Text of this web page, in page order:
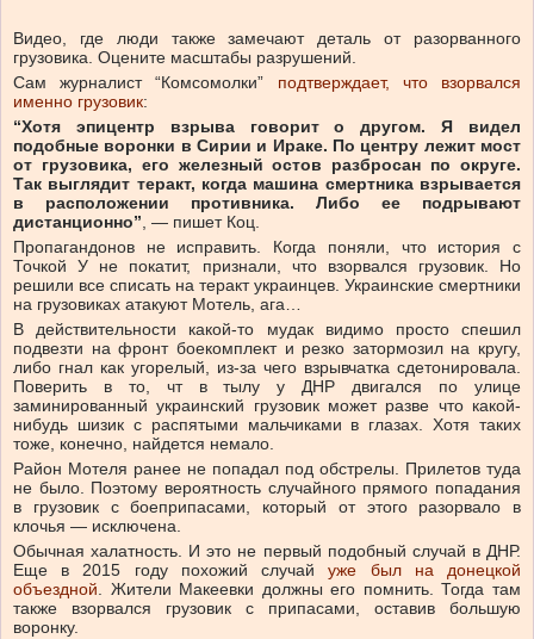
Видео, где люди также замечают деталь от разорванного
грузовика. Оцените масштабы разрушений.
Сам журналист “Комсомолки” подтверждает, что взорвался
именно грузовик:
“Хотя эпицентр взрыва говорит о другом. Я видел
подобные воронки в Сирии и Ираке. По центру лежит мост
от грузовика, его железный остов разбросан по округе.
Так выглядит теракт, когда машина смертника взрывается
в расположении противника. Либо ее подрывают
дистанционно”, — пишет Коц.
Пропагандонов не исправить. Когда поняли, что история с
Точкой У не покатит, признали, что взорвался грузовик. Но
решили все списать на теракт украинцев. Украинские смертники
на грузовиках атакуют Мотель, ага…
В действительности какой-то мудак видимо просто спешил
подвезти на фронт боекомплект и резко затормозил на кругу,
либо гнал как угорелый, из-за чего взрывчатка сдетонировала.
Поверить в то, чт в тылу у ДНР двигался по улице
заминированный украинский грузовик может разве что какой-
нибудь шизик с распятыми мальчиками в глазах. Хотя таких
тоже, конечно, найдется немало.
Район Мотеля ранее не попадал под обстрелы. Прилетов туда
не было. Поэтому вероятность случайного прямого попадания
в грузовик с боеприпасами, который от этого разорвало в
клочья — исключена.
Обычная халатность. И это не первый подобный случай в ДНР.
Еще в 2015 году похожий случайуже был на донецкой
объездной. Жители Макеевки должны его помнить. Тогда там
также взорвался грузовик с припасами, оставив большую
воронку.